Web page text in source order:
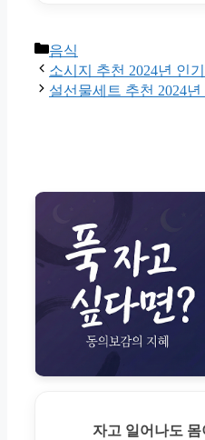
Categories
음식
소시지 추천 2024년 인
설선물세트 추천 2024
자고 일어나도